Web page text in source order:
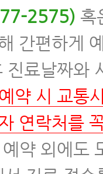
2575) 혹
간편하게
진료날짜와
약 시 교통
연락처를
약 외에도